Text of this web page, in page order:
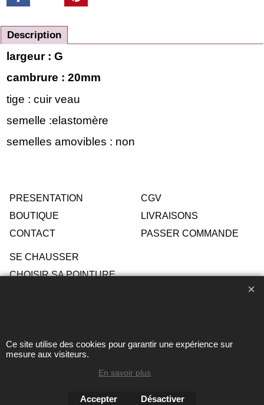
Description
largeur : G
cambrure : 20mm
tige : cuir veau
semelle :elastomère
semelles amovibles : non
PRESENTATION
BOUTIQUE
CONTACT
CGV
LIVRAISONS
PASSER COMMANDE
SE CHAUSSER
CHOISIR SA POINTURE
Toute reproduction de textes, photos ou autres éléments des
peine de poursuites
Ce site utilise des cookies pour garantir une expérience sur
mesure aux visiteurs.
En savoir plus
Accepter Désactiver